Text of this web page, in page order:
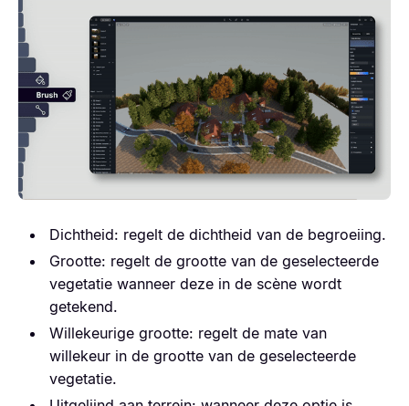
Dichtheid: regelt de dichtheid van de begroeiing.
Grootte: regelt de grootte van de geselecteerde
vegetatie wanneer deze in de scène wordt
getekend.
Willekeurige grootte: regelt de mate van
willekeur in de grootte van de geselecteerde
vegetatie.